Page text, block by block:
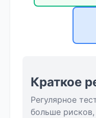
Краткое
Регулярное
больше